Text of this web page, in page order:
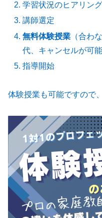
学習状況のヒアリング
講師選定
無料体験授業 （合わ
代、キャンセルが可能
指導開始
体験授業も可能ですので